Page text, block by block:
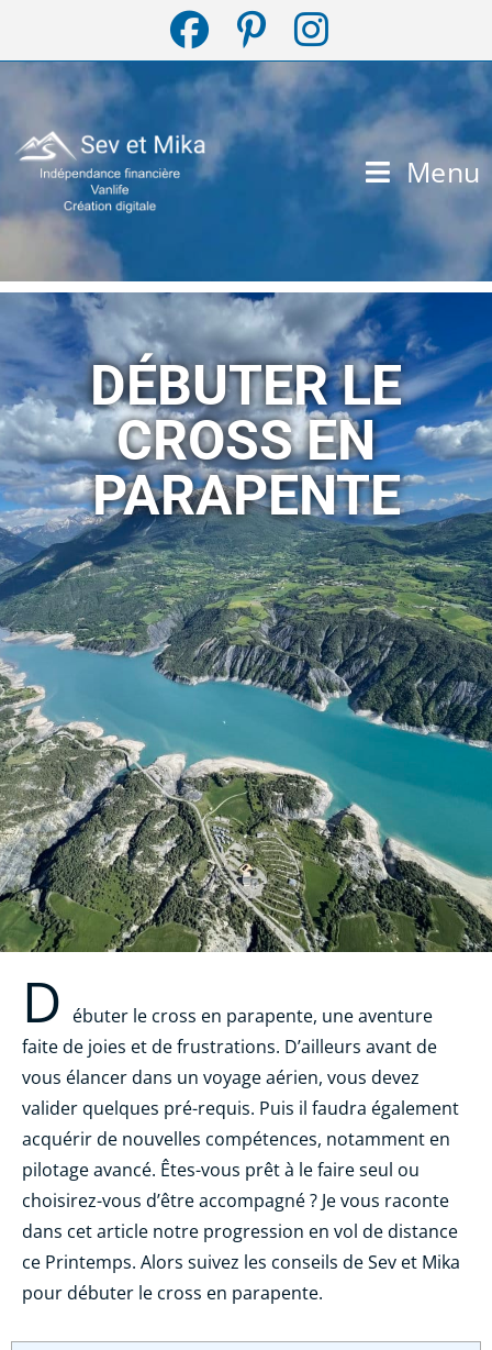
Menu
DÉBUTER LE
CROSS EN
PARAPENTE
D ébuter le cross en parapente, une aventure
faite de joies et de frustrations. D’ailleurs avant de
vous élancer dans un voyage aérien, vous devez
valider quelques pré-requis. Puis il faudra également
acquérir de nouvelles compétences, notamment en
pilotage avancé. Êtes-vous prêt à le faire seul ou
choisirez-vous d’être accompagné ? Je vous raconte
dans cet article notre progression en vol de distance
ce Printemps. Alors suivez les conseils de Sev et Mika
pour débuter le cross en parapente.